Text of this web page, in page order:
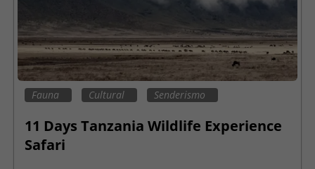
Fauna Cultural Senderismo
11 Days Tanzania Wildlife Experience
Safari